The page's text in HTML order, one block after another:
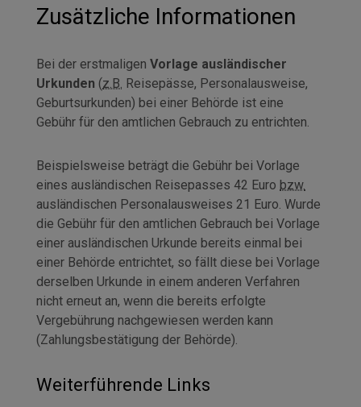
Zusätzliche Informationen
Bei der erstmaligen Vorlage ausländischer
Urkunden (z.B. Reisepässe, Personalausweise,
Geburtsurkunden) bei einer Behörde ist eine
Gebühr für den amtlichen Gebrauch zu entrichten.
Beispielsweise beträgt die Gebühr bei Vorlage
eines ausländischen Reisepasses 42 Euro bzw.
ausländischen Personalausweises 21 Euro. Wurde
die Gebühr für den amtlichen Gebrauch bei Vorlage
einer ausländischen Urkunde bereits einmal bei
einer Behörde entrichtet, so fällt diese bei Vorlage
derselben Urkunde in einem anderen Verfahren
nicht erneut an, wenn die bereits erfolgte
Vergebührung nachgewiesen werden kann
(Zahlungsbestätigung der Behörde).
Weiterführende Links